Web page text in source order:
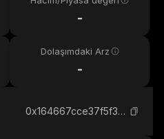
-
Dolaşımdaki Arz
-
0x164667cce37f5f3c2f153e77dfaaed6902d24444_binance_smart